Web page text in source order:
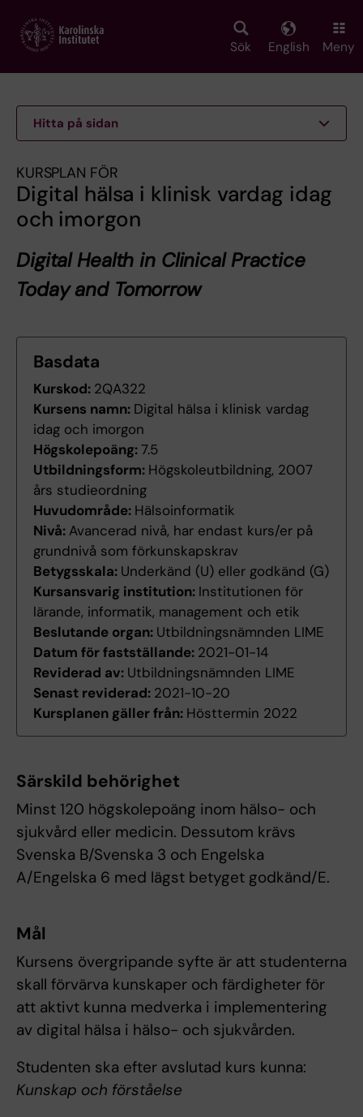
main
Sök English Meny
Hitta på sidan
KURSPLAN FÖR
Digital hälsa i klinisk vardag idag
och imorgon
Digital Health in Clinical Practice
Today and Tomorrow
Basdata
Kurskod: 2QA322
Kursens namn: Digital hälsa i klinisk vardag
idag och imorgon
Högskolepoäng:7.5
Utbildningsform: Högskoleutbildning, 2007
års studieordning
Huvudområde: Hälsoinformatik
Nivå: Avancerad nivå, har endast kurs/er på
grundnivå som förkunskapskrav
Betygsskala: Underkänd (U) eller godkänd (G)
Kursansvarig institution: Institutionen för
lärande, informatik, management och etik
Beslutande organ: Utbildningsnämnden LIME
Datum för fastställande: 2021-01-14
Reviderad av: Utbildningsnämnden LIME
Senast reviderad: 2021-10-20
Kursplanen gäller från: Hösttermin 2022
Särskild behörighet
Minst 120 högskolepoäng inom hälso- och
sjukvård eller medicin. Dessutom krävs
Svenska B/Svenska 3 och Engelska
A/Engelska 6 med lägst betyget godkänd/E.
Mål
Kursens övergripande syfte är att studenterna
skall förvärva kunskaper och färdigheter för
att aktivt kunna medverka i implementering
av digital hälsa i hälso- och sjukvården.
Studenten ska efter avslutad kurs kunna:
Kunskap och förståelse